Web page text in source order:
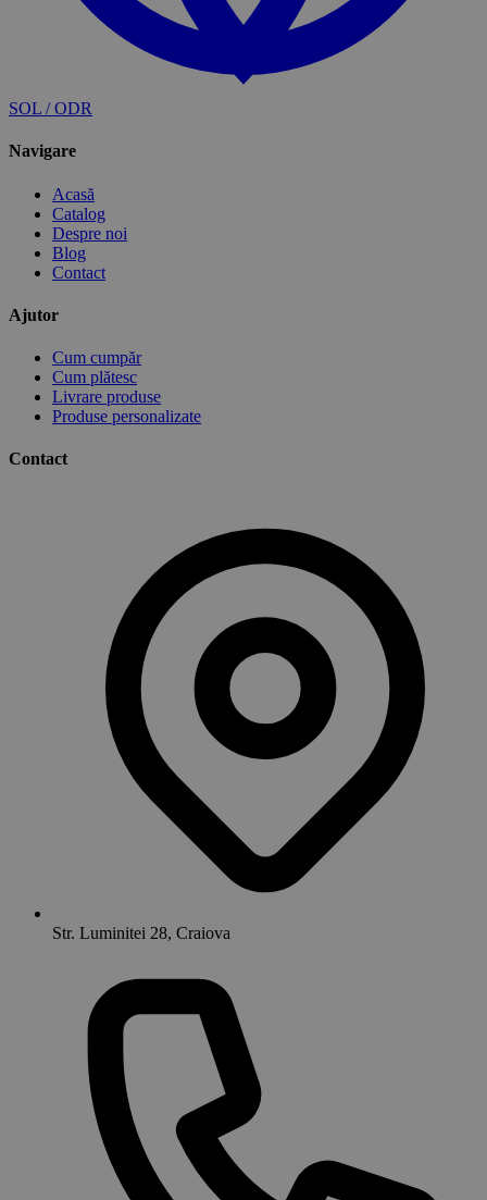
SOL / ODR
Navigare
Acasă
Catalog
Despre noi
Blog
Contact
Ajutor
Cum cumpăr
Cum plătesc
Livrare produse
Produse personalizate
Contact
Str. Luminitei 28, Craiova